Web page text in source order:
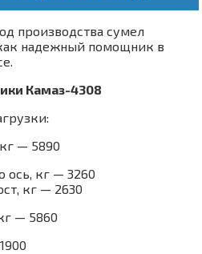
производства сумел
надежный помощник в
Камаз-4308
— 5890
ось, кг — 3260
кг — 2630
— 5860